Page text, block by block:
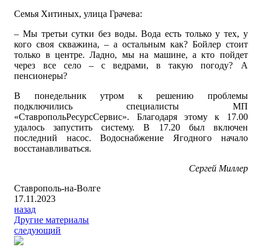
Семья Хитиных, улица Грачева:
– Мы третьи сутки без воды. Вода есть только у тех, у
кого своя скважина, – а остальным как? Бойлер стоит
только в центре. Ладно, мы на машине, а кто пойдет
через все село – с ведрами, в такую погоду? А
пенсионеры?
В понедельник утром к решению проблемы
подключились специалисты МП
«СтавропольРесурсСервис». Благодаря этому к 17.00
удалось запустить систему. В 17.20 был включен
последний насос. Водоснабжение Ягодного начало
восстанавливаться.
Сергей Миллер
Ставрополь-на-Волге
17.11.2023
назад
Другие материалы
следующий